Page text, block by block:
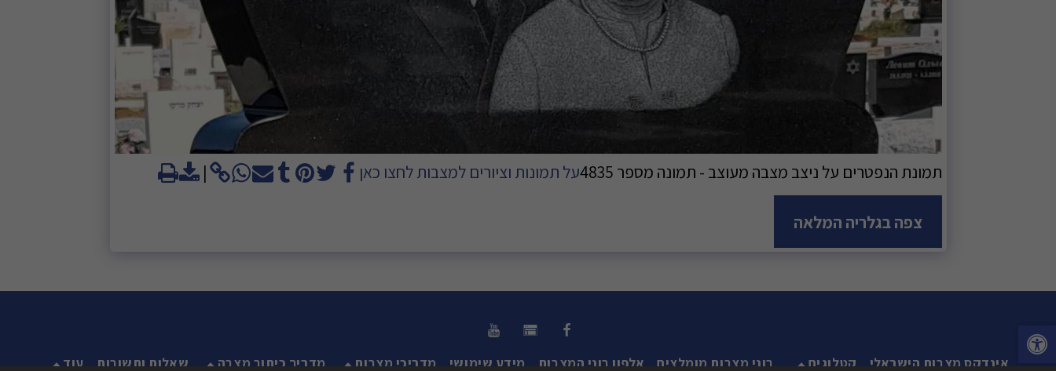
תמונת הנפטרים על ניצב מצבה מעוצב - תמונה מספר 4835 על תמונות וציורים למצבות לחצו כאן
צפה בגלריה המלאה
אינדקס מצבות הישראלי קטלוגים בוני מצבות מומלצים אלפון בוני המצבות מידע שימושי מדריכי מצבות מדריך כיתוב מצבה שאלות ותשובות עוד